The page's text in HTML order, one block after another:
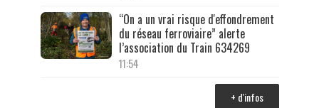
“On a un vrai risque d'effondrement
du réseau ferroviaire” alerte
l’association du Train 634269
11:54
+ d'infos